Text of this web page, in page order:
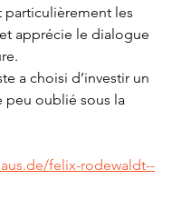
les
apprécie le dialogue
a choisi d’investir un
peu oublié sous la
felix-rodewaldt--